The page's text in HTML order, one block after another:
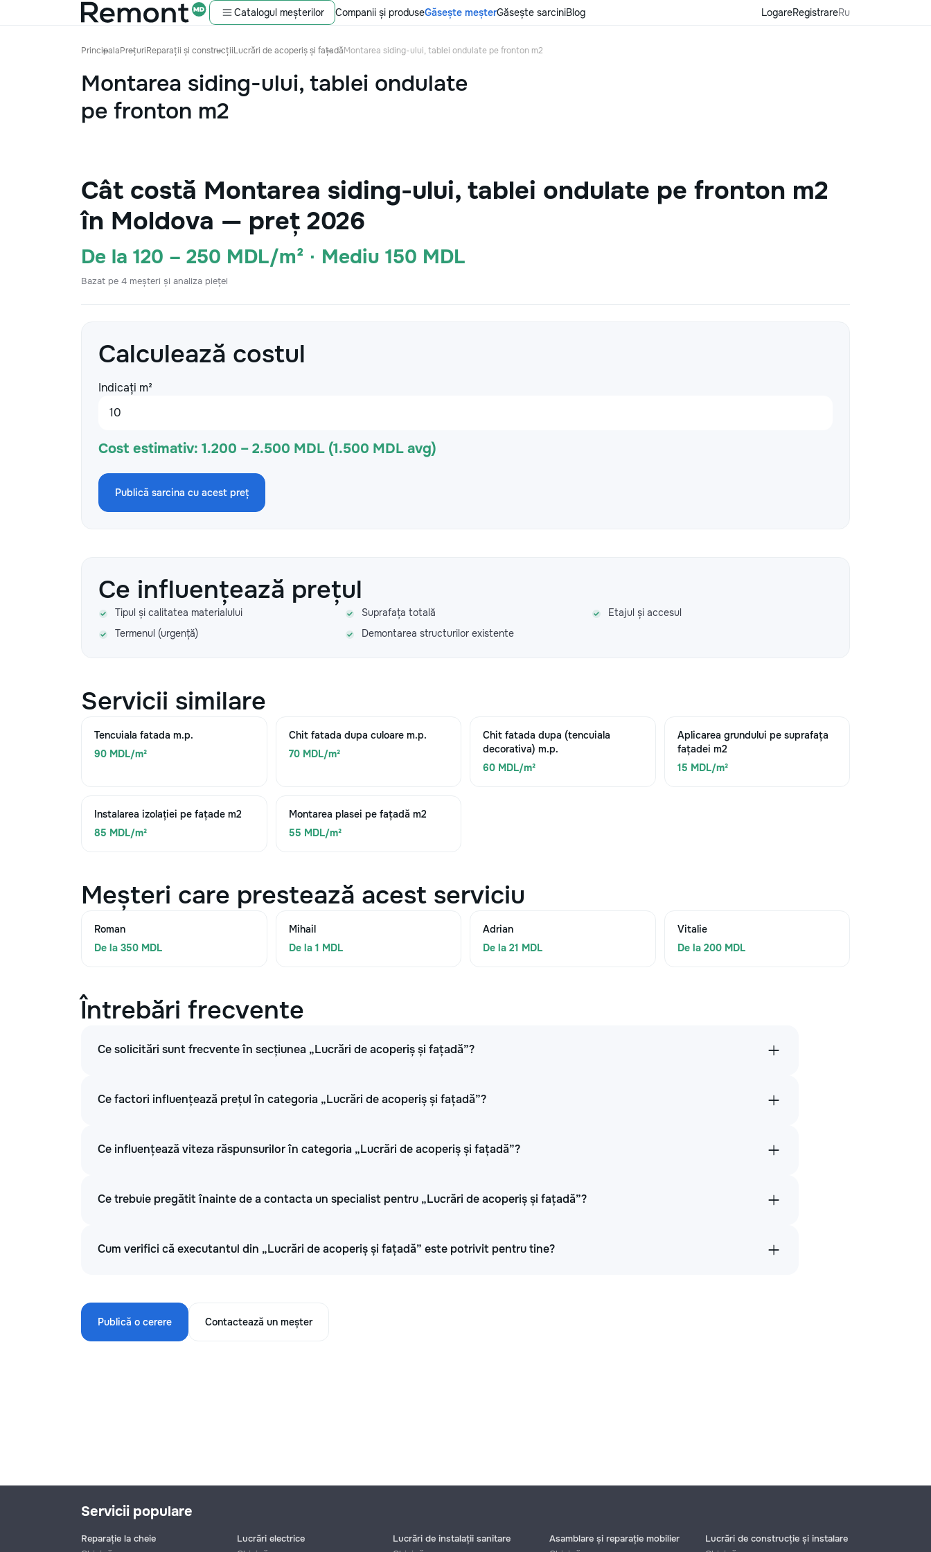
Catalogul meșterilor Companii și produseGăsește meșterGăsește sarciniBlog LogareRegistrareRu
PrincipalaPrețuriReparații și construcțiiLucrări de acoperiș și fațadăMontarea siding-ului, tablei ondulate pe fronton m2
Montarea siding-ului, tablei ondulate
pe fronton m2
Cât costă Montarea siding-ului, tablei ondulate pe fronton m2
în Moldova — preț 2026
De la 120 – 250 MDL/m² · Mediu 150 MDL
Bazat pe 4 meșteri și analiza pieței
Calculează costul
Indicați m²
Cost estimativ: 1.200 – 2.500 MDL (1.500 MDL avg)
Publică sarcina cu acest preț
Ce influențează prețul
Tipul și calitatea materialului Suprafața totală
Etajul și accesul
Termenul (urgență)
Demontarea structurilor existente
Servicii similare
Tencuiala fatada m.p.
90 MDL/m²
Chit fatada dupa culoare m.p.
70 MDL/m²
Chit fatada dupa (tencuiala
decorativa) m.p.
60 MDL/m²
Aplicarea grundului pe suprafața
fațadei m2
15 MDL/m²
Instalarea izolației pe fațade m2
85 MDL/m²
Montarea plasei pe fațadă m2
55 MDL/m²
Meșteri care prestează acest serviciu
Roman
De la 350 MDL
Mihail
De la 1 MDL
Adrian
De la 21 MDL
Vitalie
De la 200 MDL
Întrebări frecvente
Ce solicitări sunt frecvente în secțiunea „Lucrări de acoperiș și fațadă”?
Ce factori influențează prețul în categoria „Lucrări de acoperiș și fațadă”?
Ce influențează viteza răspunsurilor în categoria „Lucrări de acoperiș și fațadă”?
Ce trebuie pregătit înainte de a contacta un specialist pentru „Lucrări de acoperiș și fațadă”?
Cum verifici că executantul din „Lucrări de acoperiș și fațadă” este potrivit pentru tine?
Publică o cerere Contactează un meșter
Servicii populare
Reparație la cheie
Lucrări electrice
Lucrări de instalații sanitare
Asamblare și reparație mobilier
Lucrări de construcție și instalare